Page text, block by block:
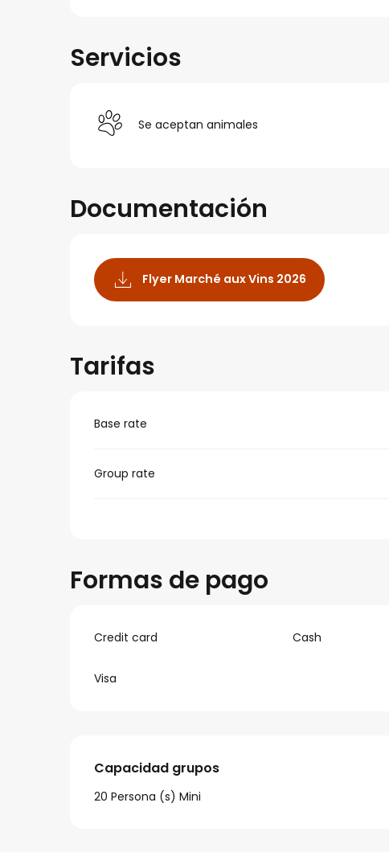
Servicios
Se aceptan animales
Documentación
Flyer Marché aux Vins 2026
Tarifas
Base rate
Group rate
Formas de pago
Credit card Cash
Visa
Capacidad grupos
Capacidad grupos
20 Persona (s) Mini